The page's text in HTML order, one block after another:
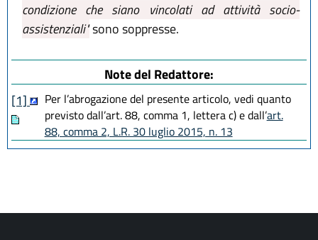
condizione che siano vincolati ad attività socio-
assistenziali"sono soppresse.
Note del Redattore:
[1]
Per l’abrogazione del presente articolo, vedi quanto
previsto dall’art. 88, comma 1, lettera c) e dall’art.
88, comma 2, L.R. 30 luglio 2015, n. 13